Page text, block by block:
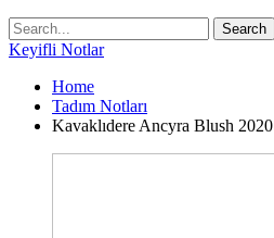
Keyifli Notlar
Home
Tadım Notları
Kavaklıdere Ancyra Blush 2020